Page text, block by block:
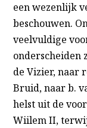
een wezenlijk
beschouwen.
veelvuldige
onderscheiden
de Vizier, naar
Bruid, naar b.
helst uit de
Wiilem II,